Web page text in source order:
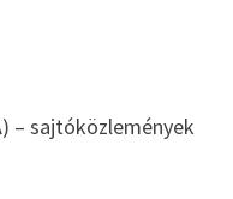
– sajtóközlemények